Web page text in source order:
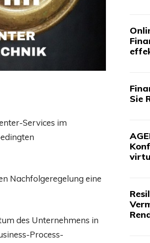
Services im
Nachfolgeregelung eine
des Unternehmens in
Process-
Sie